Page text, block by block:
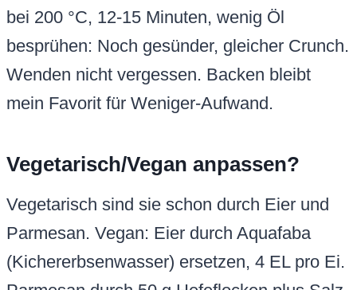
bei 200 °C, 12-15 Minuten, wenig Öl
besprühen: Noch gesünder, gleicher Crunch.
Wenden nicht vergessen. Backen bleibt
mein Favorit für Weniger-Aufwand.
Vegetarisch/Vegan anpassen?
Vegetarisch sind sie schon durch Eier und
Parmesan. Vegan: Eier durch Aquafaba
(Kichererbsenwasser) ersetzen, 4 EL pro Ei.